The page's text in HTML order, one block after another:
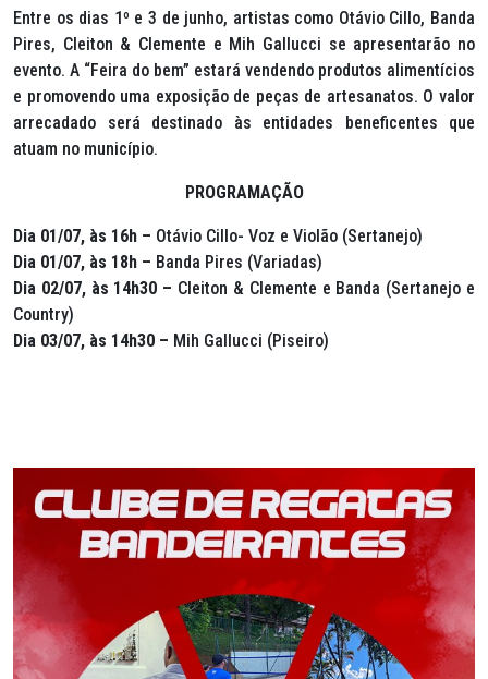
Entre os dias 1º e 3 de junho, artistas como Otávio Cillo, Banda
Pires, Cleiton & Clemente e Mih Gallucci se apresentarão no
evento. A “Feira do bem” estará vendendo produtos alimentícios
e promovendo uma exposição de peças de artesanatos. O valor
arrecadado será destinado às entidades beneficentes que
atuam no município.
PROGRAMAÇÃO
Dia 01/07, às 16h – Otávio Cillo- Voz e Violão (Sertanejo)
Dia 01/07, às 18h – Banda Pires (Variadas)
Dia 02/07, às 14h30 – Cleiton & Clemente e Banda (Sertanejo e
Country)
Dia 03/07, às 14h30 – Mih Gallucci (Piseiro)